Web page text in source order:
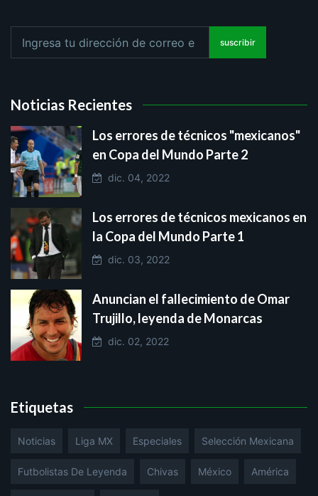
suscribir
Noticias Recientes
Los errores de técnicos "mexicanos"
en Copa del Mundo Parte 2
dic. 04, 2022
Los errores de técnicos mexicanos en
la Copa del Mundo Parte 1
dic. 03, 2022
Anuncian el fallecimiento de Omar
Trujillo, leyenda de Monarcas
dic. 02, 2022
Etiquetas
Noticias Liga MX Especiales Selección Mexicana
Futbolistas De Leyenda Chivas México América